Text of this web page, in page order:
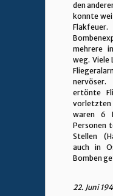
den
konnte
mehrere
weg. Viele
ertönte
vorletzten
waren 6
Personen
Stellen
auch in
Bomben
22. Juni